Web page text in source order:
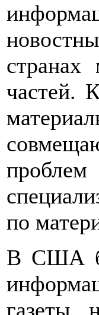
частей.
по
В США
газеты,